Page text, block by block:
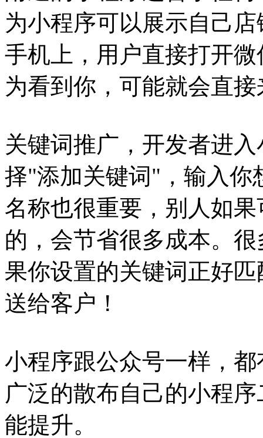
为小程序可以展示自己
手机上，用户直接打开
为看到你，可能就会直
关键词推广，开发者进
择"添加关键词"，输入你
名称也很重要，别人如
的，会节省很多成本。
果你设置的关键词正好
送给客户！
小程序跟公众号一样，
广泛的散布自己的小程
能提升。